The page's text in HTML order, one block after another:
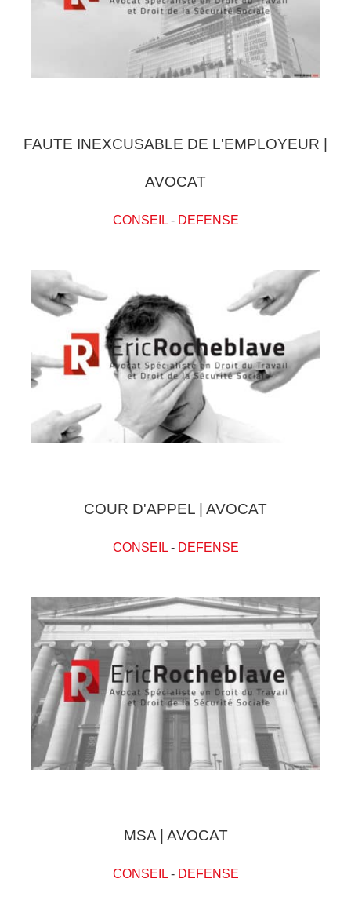
FAUTE INEXCUSABLE DE L'EMPLOYEUR |
AVOCAT
CONSEIL- DEFENSE
COUR D'APPEL | AVOCAT
CONSEIL- DEFENSE
MSA | AVOCAT
CONSEIL- DEFENSE